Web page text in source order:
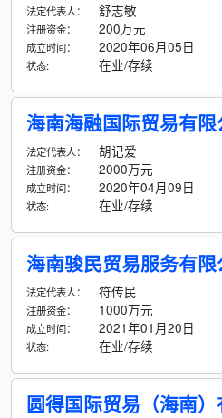
法定代表人： 舒志敏
注册资金： 200万元
成立时间： 2020年06月05日
状态: 在业/存续
海南海融国际贸易有限
法定代表人： 胡记爱
注册资金： 2000万元
成立时间： 2020年04月09日
状态: 在业/存续
海南骏民贸易服务有限
法定代表人： 符传民
注册资金： 1000万元
成立时间： 2021年01月20日
状态: 在业/存续
圆得国际贸易（海南